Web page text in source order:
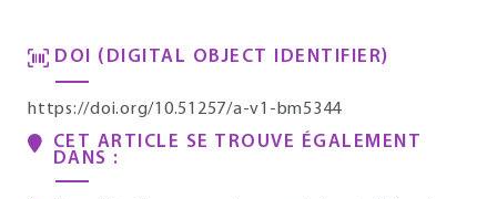
DOI (DIGITAL OBJECT IDENTIFIER)
https://doi.org/10.51257/a-v1-bm5344
CET ARTICLE SE TROUVE ÉGALEMENT
DANS :